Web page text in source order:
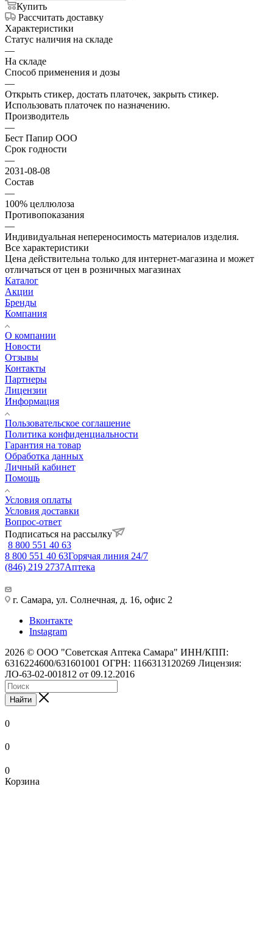
Купить
Рассчитать доставку
Характеристики
Статус наличия на складе
—
На складе
Способ применения и дозы
—
Открыть стикер, достать платочек, закрыть стикер.
Использовать платочек по назначению.
Производитель
—
Бест Папир ООО
Срок годности
—
2031-08-08
Состав
—
100% целлюлоза
Противопоказания
—
Индивидуальная непереносимость материалов изделия.
Все характеристики
Цена действительна только для интернет-магазина и может
отличаться от цен в розничных магазинах
Каталог
Акции
Бренды
Компания
О компании
Новости
Отзывы
Контакты
Партнеры
Лицензии
Информация
Пользовательское соглашение
Политика конфиденциальности
Гарантия на товар
Обработка данных
Личный кабинет
Помощь
Условия оплаты
Условия доставки
Вопрос-ответ
Подписаться на рассылку
8 800 551 40 63
8 800 551 40 63Горячая линия 24/7
(846) 219 2737Аптека
г. Самара, ул. Солнечная, д. 16, офис 2
Вконтакте
Instagram
2026 © ООО "Советская Аптека Самара" ИНН/КПП:
6316224600/631601001 ОГРН: 1166313120269 Лицензия:
ЛО-63-02-001812 от 09.12.2016
Найти
0
0
0
Корзина